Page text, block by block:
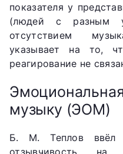
показателя у
(людей с разным
отсутствием
указывает на то,
реагирование не
музыку (ЭОМ)
Б. М. Теплов ввёл
отзывчивость